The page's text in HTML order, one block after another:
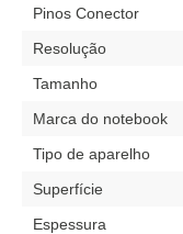
Pinos Conector
Resolução
Tamanho
Marca do notebook
Tipo de aparelho
Superfície
Espessura